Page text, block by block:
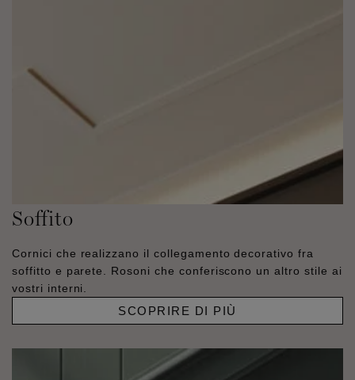
Soffito
Cornici che realizzano il collegamento decorativo fra
soffitto e parete. Rosoni che conferiscono un altro stile ai
vostri interni.
SCOPRIRE DI PIÙ